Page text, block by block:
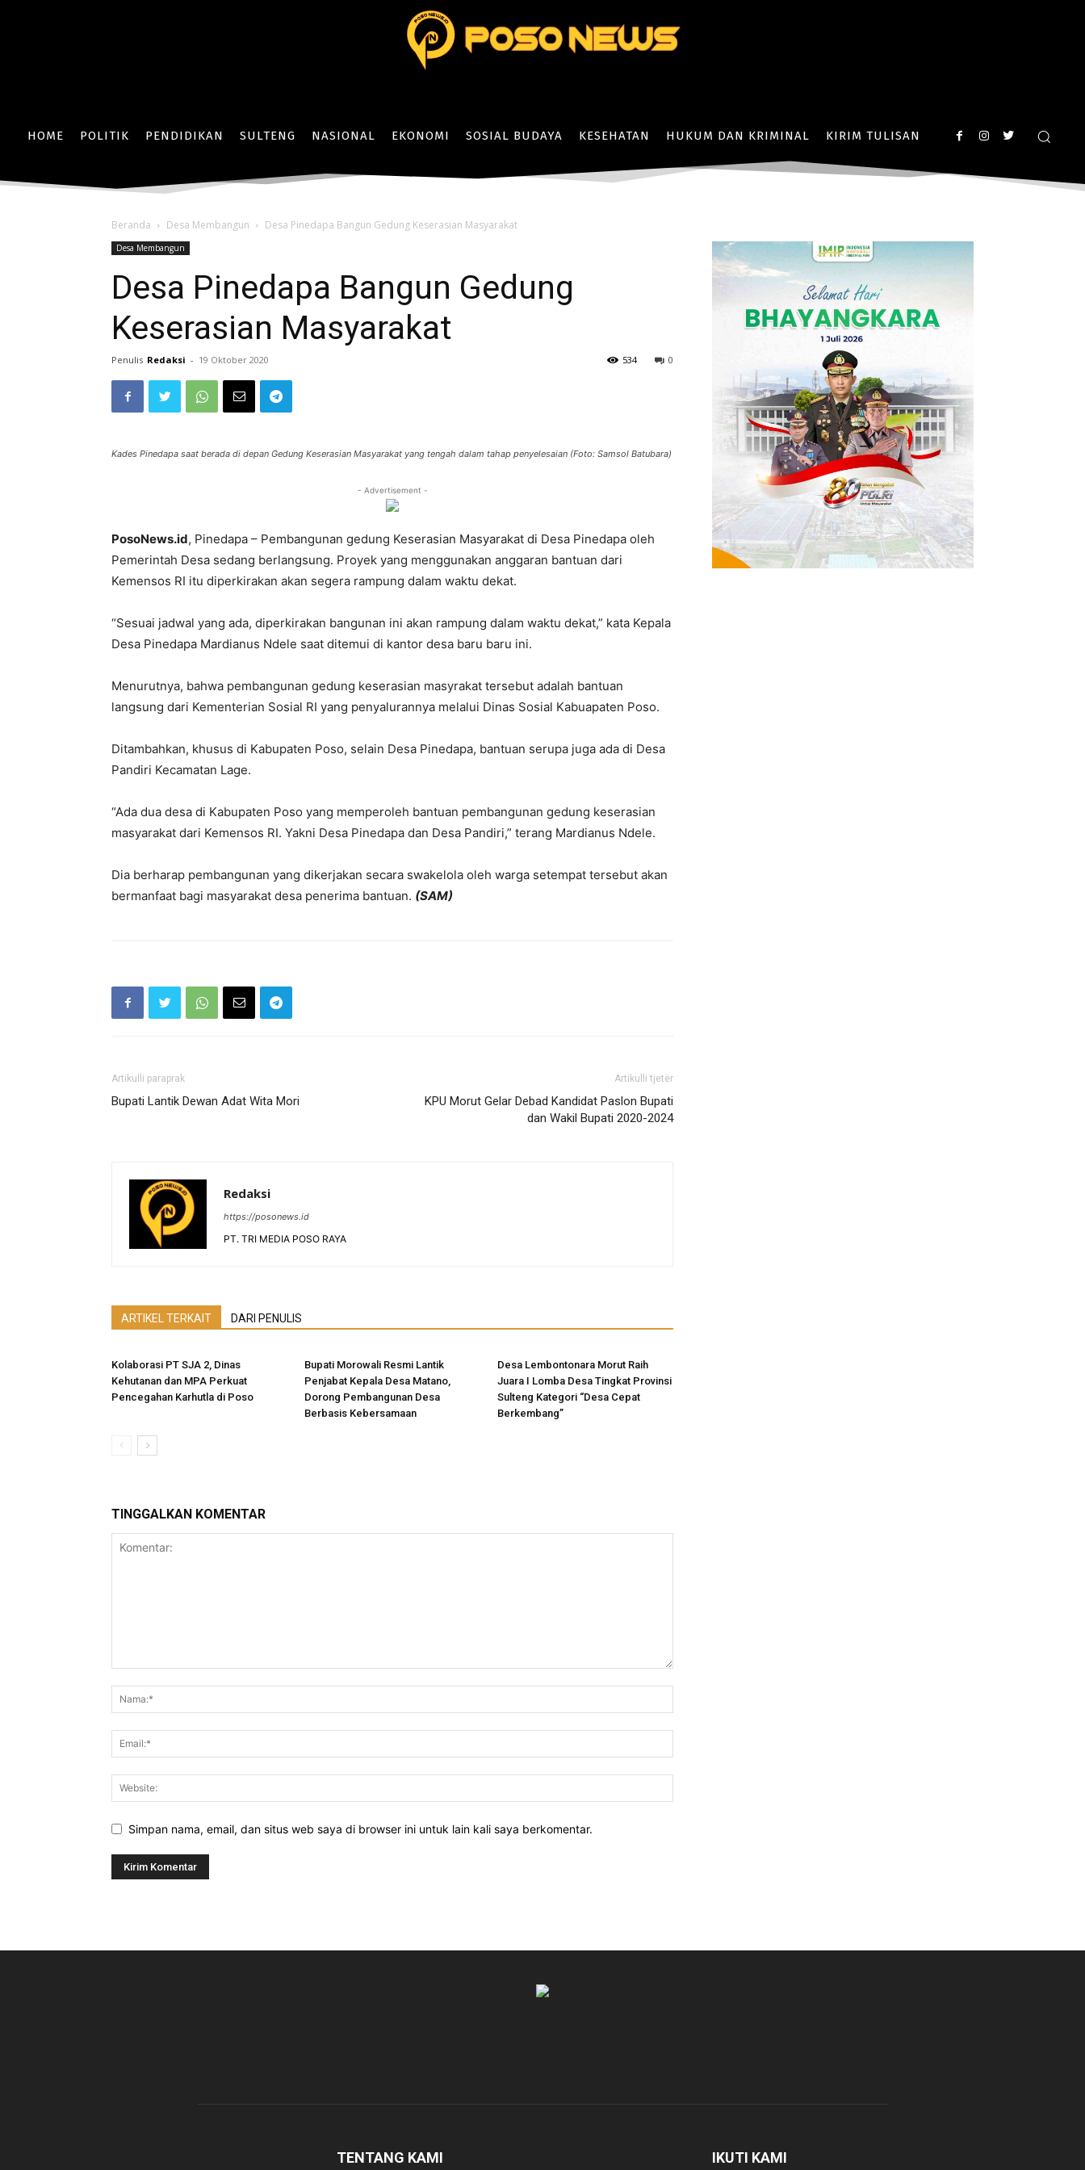
HOME POLITIK PENDIDIKAN SULTENG NASIONAL EKONOMI SOSIAL BUDAYA KESEHATAN HUKUM DAN KRIMINAL KIRIM TULISAN
Beranda Desa Membangun Desa Pinedapa Bangun Gedung Keserasian Masyarakat
Desa Membangun
Desa Pinedapa Bangun Gedung
Keserasian Masyarakat
Penulis Redaksi - 19 Oktober 2020 0
534
Kades Pinedapa saat berada di depan Gedung Keserasian Masyarakat yang tengah dalam tahap penyelesaian (Foto: Samsol Batubara)
- Advertisement -
PosoNews.id, Pinedapa – Pembangunan gedung Keserasian Masyarakat di Desa Pinedapa oleh
Pemerintah Desa sedang berlangsung. Proyek yang menggunakan anggaran bantuan dari
Kemensos RI itu diperkirakan akan segera rampung dalam waktu dekat.
“Sesuai jadwal yang ada, diperkirakan bangunan ini akan rampung dalam waktu dekat,” kata Kepala
Desa Pinedapa Mardianus Ndele saat ditemui di kantor desa baru baru ini.
Menurutnya, bahwa pembangunan gedung keserasian masyrakat tersebut adalah bantuan
langsung dari Kementerian Sosial RI yang penyalurannya melalui Dinas Sosial Kabuapaten Poso.
Ditambahkan, khusus di Kabupaten Poso, selain Desa Pinedapa, bantuan serupa juga ada di Desa
Pandiri Kecamatan Lage.
“Ada dua desa di Kabupaten Poso yang memperoleh bantuan pembangunan gedung keserasian
masyarakat dari Kemensos RI. Yakni Desa Pinedapa dan Desa Pandiri,” terang Mardianus Ndele.
Dia berharap pembangunan yang dikerjakan secara swakelola oleh warga setempat tersebut akan
bermanfaat bagi masyarakat desa penerima bantuan. (SAM)
Artikulli paraprak
Bupati Lantik Dewan Adat Wita Mori
Artikulli tjetër
KPU Morut Gelar Debad Kandidat Paslon Bupati
dan Wakil Bupati 2020-2024
Redaksi
https://posonews.id
PT. TRI MEDIA POSO RAYA
ARTIKEL TERKAIT DARI PENULIS
Kolaborasi PT SJA 2, Dinas
Kehutanan dan MPA Perkuat
Pencegahan Karhutla di Poso
Bupati Morowali Resmi Lantik
Penjabat Kepala Desa Matano,
Dorong Pembangunan Desa
Berbasis Kebersamaan
Desa Lembontonara Morut Raih
Juara I Lomba Desa Tingkat Provinsi
Sulteng Kategori “Desa Cepat
Berkembang”
TINGGALKAN KOMENTAR
Simpan nama, email, dan situs web saya di browser ini untuk lain kali saya berkomentar.
TENTANG KAMI IKUTI KAMI